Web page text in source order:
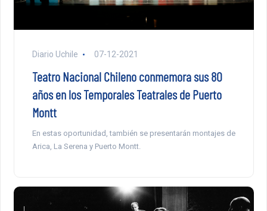
Diario Uchile 07-12-2021
Teatro Nacional Chileno conmemora sus 80
años en los Temporales Teatrales de Puerto
Montt
En estas oportunidad, también se presentarán montajes de
Arica, La Serena y Puerto Montt.